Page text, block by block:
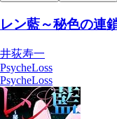
レン藍～秘色の連
井荻寿一
PsycheLoss
PsycheLoss